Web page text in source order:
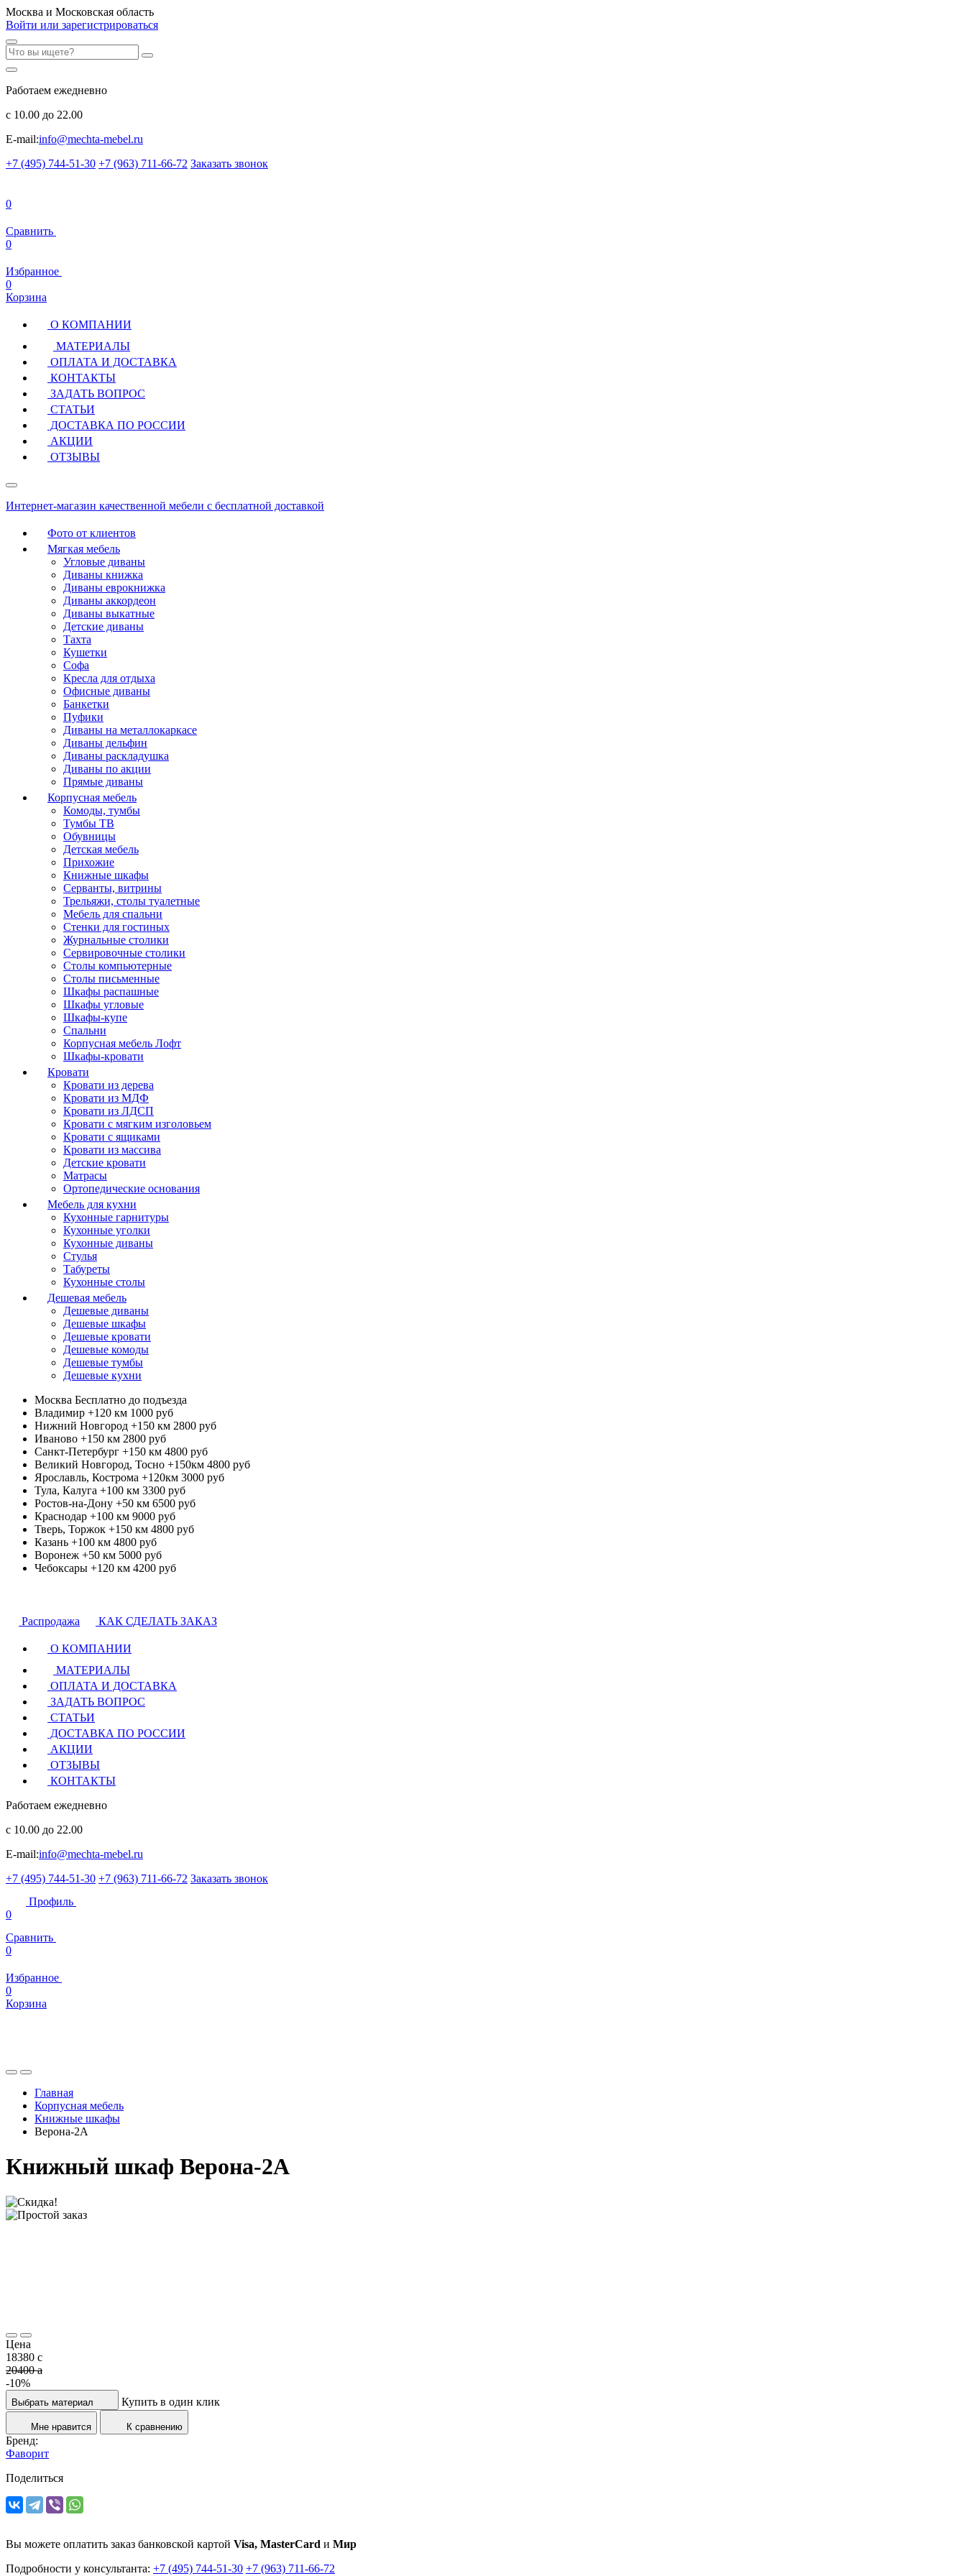
Москва и Московская область
Войти или зарегистрироваться
Работаем ежедневно
с 10.00 до 22.00
E-mail:info@mechta-mebel.ru
+7 (495) 744-51-30 +7 (963) 711-66-72 Заказать звонок
0
Сравнить
0
Избранное
0
Корзина
О КОМПАНИИ
МАТЕРИАЛЫ
ОПЛАТА И ДОСТАВКА
КОНТАКТЫ
ЗАДАТЬ ВОПРОС
СТАТЬИ
ДОСТАВКА ПО РОССИИ
АКЦИИ
ОТЗЫВЫ
Интернет-магазин качественной мебели с бесплатной доставкой
Фото от клиентов
Мягкая мебель
Угловые диваны
Диваны книжка
Диваны еврокнижка
Диваны аккордеон
Диваны выкатные
Детские диваны
Тахта
Кушетки
Софа
Кресла для отдыха
Офисные диваны
Банкетки
Пуфики
Диваны на металлокаркасе
Диваны дельфин
Диваны раскладушка
Диваны по акции
Прямые диваны
Корпусная мебель
Комоды, тумбы
Тумбы ТВ
Обувницы
Детская мебель
Прихожие
Книжные шкафы
Серванты, витрины
Трельяжи, столы туалетные
Мебель для спальни
Стенки для гостиных
Журнальные столики
Сервировочные столики
Столы компьютерные
Столы письменные
Шкафы распашные
Шкафы угловые
Шкафы-купе
Спальни
Корпусная мебель Лофт
Шкафы-кровати
Кровати
Кровати из дерева
Кровати из МДФ
Кровати из ЛДСП
Кровати с мягким изголовьем
Кровати с ящиками
Кровати из массива
Детские кровати
Матрасы
Ортопедические основания
Мебель для кухни
Кухонные гарнитуры
Кухонные уголки
Кухонные диваны
Стулья
Табуреты
Кухонные столы
Дешевая мебель
Дешевые диваны
Дешевые шкафы
Дешевые кровати
Дешевые комоды
Дешевые тумбы
Дешевые кухни
Москва Бесплатно до подъезда
Владимир +120 км 1000 руб
Нижний Новгород +150 км 2800 руб
Иваново +150 км 2800 руб
Санкт-Петербург +150 км 4800 руб
Великий Новгород, Тосно +150км 4800 руб
Ярославль, Кострома +120км 3000 руб
Тула, Калуга +100 км 3300 руб
Ростов-на-Дону +50 км 6500 руб
Краснодар +100 км 9000 руб
Тверь, Торжок +150 км 4800 руб
Казань +100 км 4800 руб
Воронеж +50 км 5000 руб
Чебоксары +120 км 4200 руб
Распродажа КАК СДЕЛАТЬ ЗАКАЗ
О КОМПАНИИ
МАТЕРИАЛЫ
ОПЛАТА И ДОСТАВКА
ЗАДАТЬ ВОПРОС
СТАТЬИ
ДОСТАВКА ПО РОССИИ
АКЦИИ
ОТЗЫВЫ
КОНТАКТЫ
Работаем ежедневно
с 10.00 до 22.00
E-mail:info@mechta-mebel.ru
+7 (495) 744-51-30 +7 (963) 711-66-72 Заказать звонок
Профиль
0
Сравнить
0
Избранное
0
Корзина
Главная
Корпусная мебель
Книжные шкафы
Верона-2А
Книжный шкаф Верона-2А
Цена
18380 c
20400a
-10%
Выбрать материал Купить в один клик
Мне нравится К сравнению
Бренд:
Фаворит
Поделиться
Вы можете оплатить заказ банковской картой Visa, MasterCard и Мир
Подробности у консультанта: +7 (495) 744-51-30 +7 (963) 711-66-72